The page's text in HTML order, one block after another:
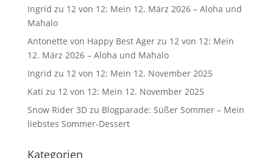
Ingrid zu 12 von 12: Mein 12. März 2026 – Aloha und
Mahalo
Antonette von Happy Best Agerzu 12 von 12: Mein
12. März 2026 – Aloha und Mahalo
Ingrid zu 12 von 12: Mein 12. November 2025
Kati zu 12 von 12: Mein 12. November 2025
Snow Rider 3Dzu Blogparade: Süßer Sommer – Mein
liebstes Sommer-Dessert
Kategorien